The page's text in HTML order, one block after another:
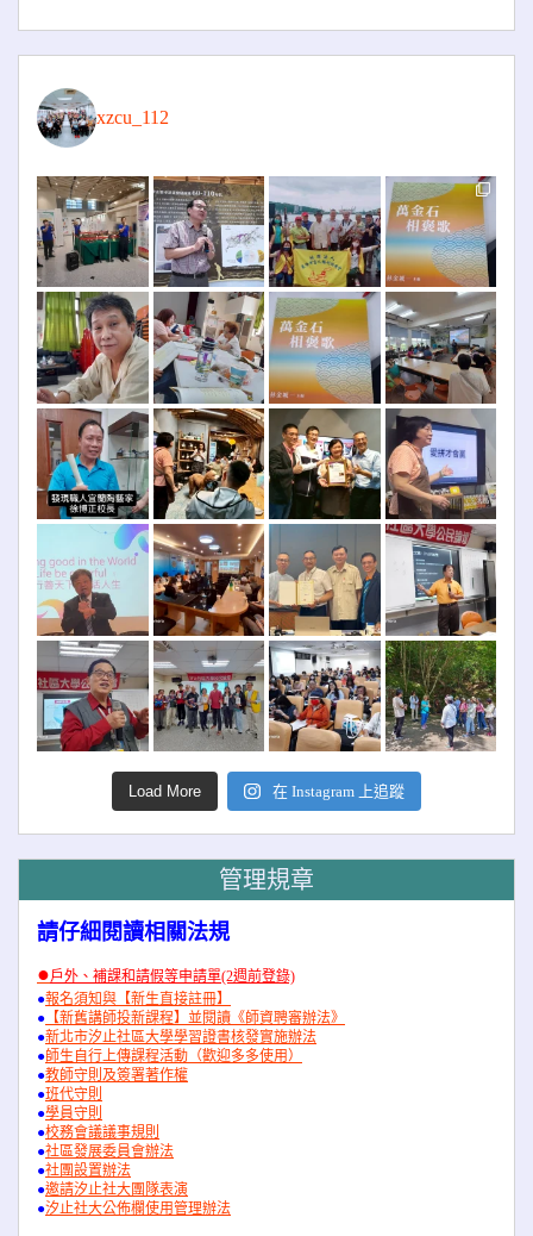
xzcu_112
Load More 在 Instagram 上追蹤
管理規章
請仔細閱讀相關法規
●戶外、補課和請假等申請單(2週前登錄)
●報名須知與【新生直接註冊】
● 【新舊講師投新課程】並閱讀《師資聘審辦法》
●新北市汐止社區大學學習證書核發實施辦法
●師生自行上傳課程活動（歡迎多多使用）
●教師守則及簽署著作權
●班代守則
●學員守則
●校務會議議事規則
●社區發展委員會辦法
●社團設置辦法
●邀請汐止社大團隊表演
●汐止社大公佈欄使用管理辦法